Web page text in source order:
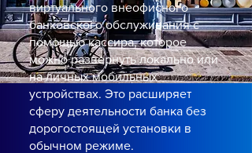
виртуального внеофисного
банковского обслуживания с
помощью кассира, которое
можно развернуть локально или
на личных мобильных
устройствах. Это расширяет
сферу деятельности банка без
дорогостоящей установки в
обычном режиме.